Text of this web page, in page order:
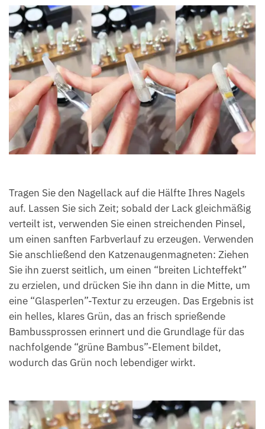
Tragen Sie den Nagellack auf die Hälfte Ihres Nagels
auf. Lassen Sie sich Zeit; sobald der Lack gleichmäßig
verteilt ist, verwenden Sie einen streichenden Pinsel,
um einen sanften Farbverlauf zu erzeugen. Verwenden
Sie anschließend den Katzenaugenmagneten: Ziehen
Sie ihn zuerst seitlich, um einen “breiten Lichteffekt”
zu erzielen, und drücken Sie ihn dann in die Mitte, um
eine “Glasperlen”-Textur zu erzeugen. Das Ergebnis ist
ein helles, klares Grün, das an frisch sprießende
Bambussprossen erinnert und die Grundlage für das
nachfolgende “grüne Bambus”-Element bildet,
wodurch das Grün noch lebendiger wirkt.